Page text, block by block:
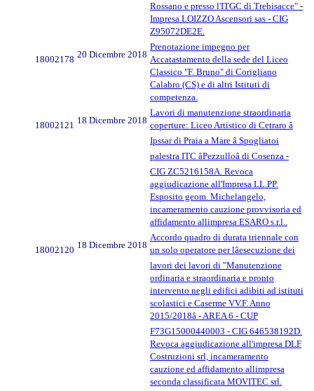
Rossano e presso l'ITGC di Trebisacce" -
Impresa LOIZZO Ascensori sas - CIG
Z95072DE2E.
18002178 20 Dicembre 2018
Prenotazione impegno per
Accatastamento della sede del Liceo
Classico "F. Bruno" di Corigliano
Calabro (CS) e di altri Istituti di
competenza.
18002121 18 Dicembre 2018
Lavori di manutenzione straordinaria
coperture: Liceo Artistico di Cetraro â
Ipssar di Praia a Mare â Spogliatoi
palestra ITC âPezzulloâ di Cosenza -
CIG ZC5216158A. Revoca
aggiudicazione all'Impresa LL.PP.
Esposito geom. Michelangelo,
incameramento cauzione provvisoria ed
affidamento allimpresa ESARO s.r.l..
18002120 18 Dicembre 2018
Accordo quadro di durata triennale con
un solo operatore per lâesecuzione dei
lavori dei lavori di "Manutenzione
ordinaria e straordinaria e pronto
intervento negli edifici adibiti ad istituti
scolastici e Caserme VV.F. Anno
2015/2018â - AREA 6 - CUP
F73G15000440003 - CIG 646538192D.
Revoca aggiudicazione all'impresa DLF
Costruzioni srl, incameramento
cauzione ed affidamento allimpresa
seconda classificata MOVITEC srl.